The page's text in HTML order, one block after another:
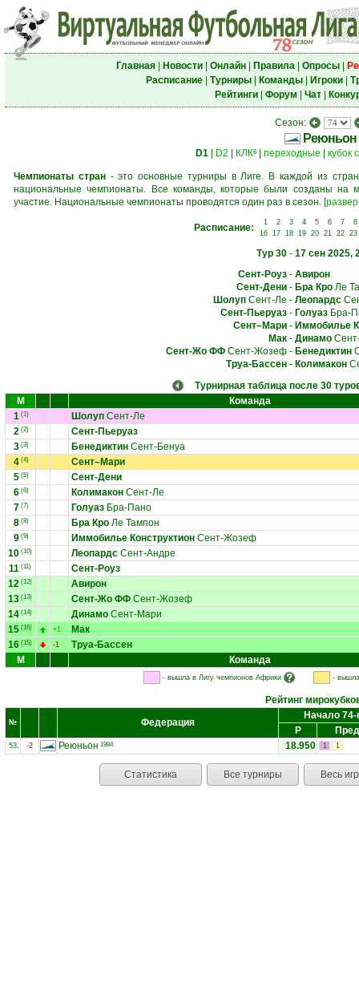
Главная| Новости| Онлайн| Правила| Опросы|
Расписание| Турниры| Команды| Игроки|
Рейтинги| Форум Чат|
Сезон:
Реюньон
D1 D2 КЛК6 переходные кубок
Чемпионаты стран- это основные турниры в Лиге. В каждой из
национальные чемпионаты. Все команды, которые были созданы на
участие. Национальные чемпионаты проводятся один раз в сезон. [
Расписание: 1 2 3 4 5 6 7
8
16
17 18 19 20 21 22 23
Тур 30- 17 сен 2025,
Сент-Роуз- Авирон
Сент-Дени- Бра КроЛе
ШолупСент-Ле - Леопардс
Сент-Пьеруаз- ГолуазБра-
Сент–Мари- Иммобилье
Мак- Динамо
Сент-Жо ФФСент-Жозеф- Бенедиктин
Труа-Бассен- Колимакон
Турнирная таблица после 30
М
Команда
1 (1) Шолуп Сент-Ле
2 (2)
Сент-Пьеруаз
3 (3) Бенедиктин Сент-Бенуа
4 (4)
Сент–Мари
5 (5)
Сент-Дени
6 (6) Колимакон Сент-Ле
7 (7) Голуаз Бра-Пано
8 (8) Бра Кро Ле Тампон
9 (9) Иммобилье Конструктион Сент-Жозеф
10 (10) Леопардс Сент-Андре
11 (11)
Сент-Роуз
12 (12)
Авирон
13 (13) Сент-Жо ФФ Сент-Жозеф
14 (14) Динамо Сент-Мари
15 (16) +1
Мак
16 (15) -1
Труа-Бассен
М
Команда
- вышла в Лигу чемпионов Африки -
Рейтинг
№ Федерация
Начало 74-
Р
53. -2 Реюньон 1984 18.950 1 1
Статистика Все турниры Весь